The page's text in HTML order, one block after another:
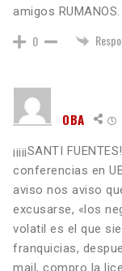
amigos RUMANOS.
0
OBA
¡¡¡¡¡SANTI
conferencias en
aviso nos aviso
excusarse, «los
volatil es el que
franquicias,